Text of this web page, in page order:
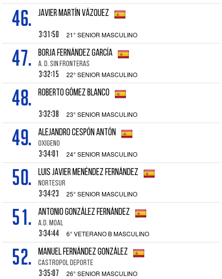
46. JAVIER MARTÍN VÁZQUEZ
3:31:50 21° SENIOR MASCULINO
47. BORJA FERNÁNDEZ GARCÍA
A. D. SIN FRONTERAS
3:32:15 22° SENIOR MASCULINO
48. ROBERTO GÓMEZ BLANCO
3:32:38 23° SENIOR MASCULINO
49. ALEJANDRO CESPÓN ANTÓN
OXIGENO
3:34:01 24° SENIOR MASCULINO
50. LUIS JAVIER MENÉNDEZ FERNÁNDEZ
NORTESUR
3:34:23 25° SENIOR MASCULINO
51. ANTONIO GONZÁLEZ FERNÁNDEZ
A.D. MOAL
3:34:44 6° VETERANO B MASCULINO
52. MANUEL FERNÁNDEZ GONZÁLEZ
CASTROPOL DEPORTE
3:35:07 26° SENIOR MASCULINO